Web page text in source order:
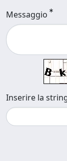
Messaggio
Inserire la